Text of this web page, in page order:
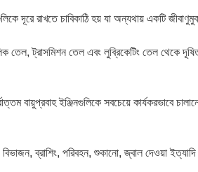
দূরে রাখতে চাবিকাঠি হয় যা অন্যথায় একটি
তেল, ট্রাসমিশন তেল এবং লুব্রিকেটিং তেল থেকে
বায়ুপ্রবাহ ইঞ্জিনগুলিকে সবচেয়ে কার্যকরভাবে
বিভাজন, ব্রাশিং, পরিবহন, শুকানো, জ্বাল দেওয়া